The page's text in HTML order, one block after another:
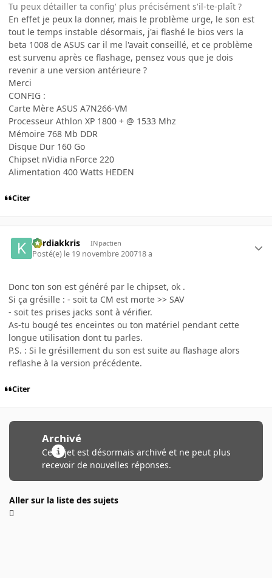
Tu peux détailler ta config' plus précisément s'il-te-plaît ?
En effet je peux la donner, mais le problème urge, le son est
tout le temps instable désormais, j'ai flashé le bios vers la
beta 1008 de ASUS car il me l'avait conseillé, et ce problème
est survenu après ce flashage, pensez vous que je dois
revenir a une version antérieure ?
Merci
CONFIG :
Carte Mère ASUS A7N266-VM
Processeur Athlon XP 1800 + @ 1533 Mhz
Mémoire 768 Mb DDR
Disque Dur 160 Go
Chipset nVidia nForce 220
Alimentation 400 Watts HEDEN
Citer
kardiakkris INpactien
Posté(e) le 19 novembre 200718 a
Donc ton son est généré par le chipset, ok .
Si ça grésille : - soit ta CM est morte >> SAV
- soit tes prises jacks sont à vérifier.
As-tu bougé tes enceintes ou ton matériel pendant cette
longue utilisation dont tu parles.
P.S. : Si le grésillement du son est suite au flashage alors
reflashe à la version précédente.
Citer
Archivé
Ce sujet est désormais archivé et ne peut plus
recevoir de nouvelles réponses.
Aller sur la liste des sujets